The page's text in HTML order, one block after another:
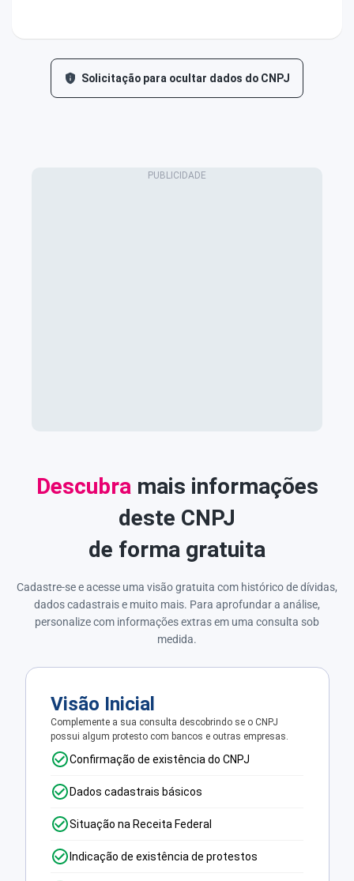
Solicitação para ocultar dados do CNPJ
Descubramais informações
deste CNPJ
de forma gratuita
Cadastre-se e acesse uma visão gratuita com histórico de dívidas,
dados cadastrais e muito mais. Para aprofundar a análise,
personalize com informações extras em uma consulta sob
medida.
Visão Inicial
Complemente a sua consulta descobrindo se o CNPJ
possui algum protesto com bancos e outras empresas.
Confirmação de existência do CNPJ
Dados cadastrais básicos
Situação na Receita Federal
Indicação de existência de protestos